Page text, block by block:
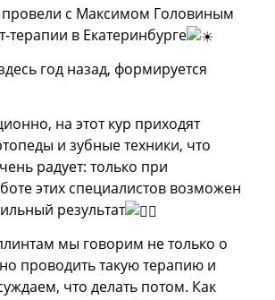
провели с Максимом Головиным
терапии в Екатеринбурге
год назад, формируется
на этот кур приходят
и зубные техники, что
радует: только при
этих специалистов возможен
результат
мы говорим не только о
проводить такую терапию и
что делать потом. Как